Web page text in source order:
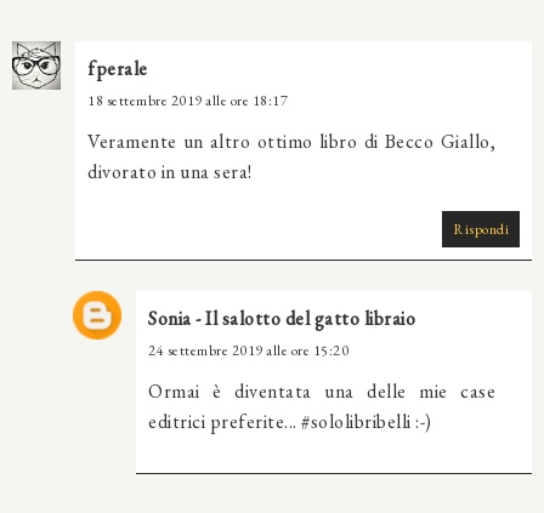
fperale
18 settembre 2019 alle ore 18:17
Veramente un altro ottimo libro di Becco Giallo,
divorato in una sera!
Rispondi
Sonia - Il salotto del gatto libraio
24 settembre 2019 alle ore 15:20
Ormai è diventata una delle mie case
editrici preferite... #sololibribelli :-)